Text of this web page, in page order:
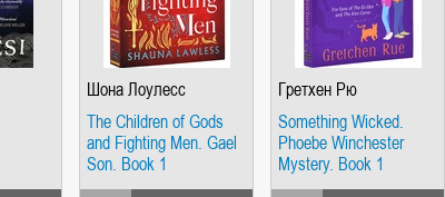
Шона Лоулесс
The Children of Gods
and Fighting Men. Gael
Son. Book 1
Гретхен Рю
Something Wicked.
Phoebe Winchester
Mystery. Book 1